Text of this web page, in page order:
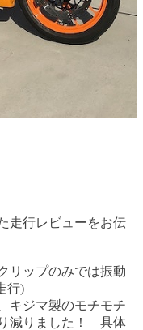
走行レビューをお伝
リップのみでは振動
行)
キジマ製のモチモチ
減りました！ 具体